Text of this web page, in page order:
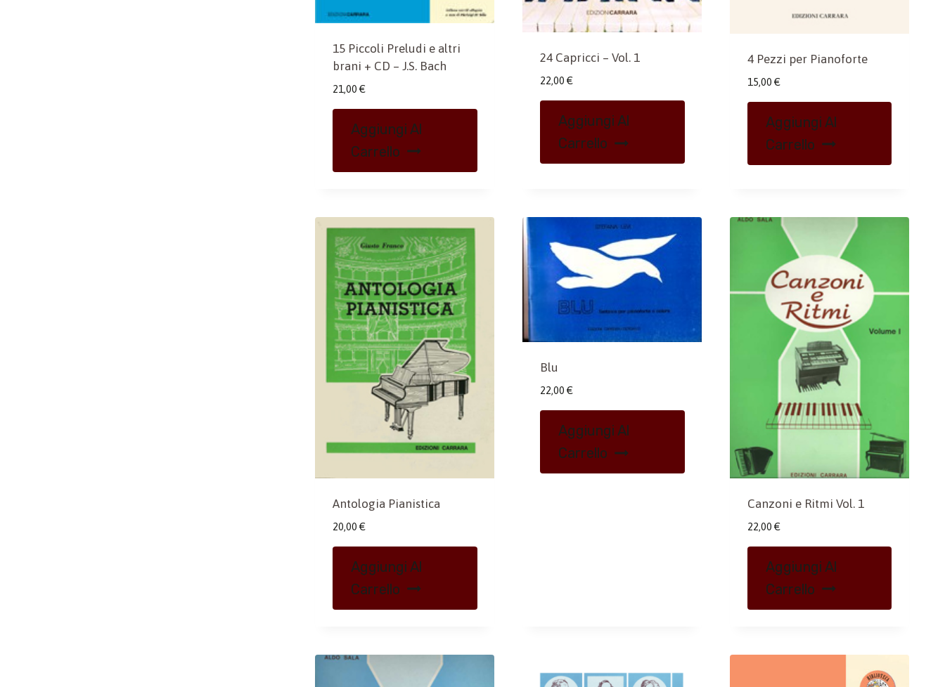
15 Piccoli Preludi e altri
brani + CD – J.S. Bach
21,00 €
Aggiungi Al
Carrello
24 Capricci – Vol. 1
22,00 €
Aggiungi Al
Carrello
4 Pezzi per Pianoforte
15,00 €
Aggiungi Al
Carrello
Antologia Pianistica
20,00 €
Aggiungi Al
Carrello
Blu
22,00 €
Aggiungi Al
Carrello
Canzoni e Ritmi Vol. 1
22,00 €
Aggiungi Al
Carrello